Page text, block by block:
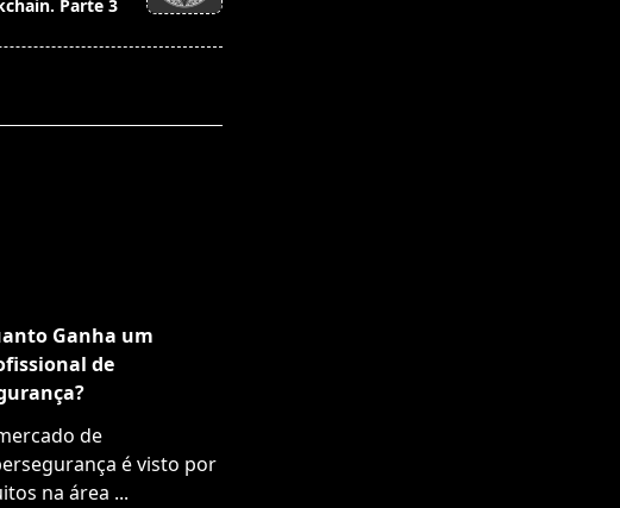
Parte 3
Ganha um
de
de
é visto por
na área ...